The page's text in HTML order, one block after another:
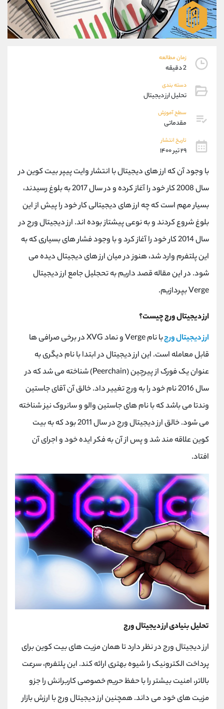
زمان مطالعه
2 دقیقه
دسته بندی
تحلیل ارز دیجیتال
سطح آموزش
مقدماتی
تاریخ انتشار
۲۹ تیر ۱۴۰۰
با وجود آن که ارز های دیجیتال با انتشار وایت پیپر بیت کوین در
سال 2008 کار خود را آغاز کرده و در سال 2017 به بلوغ رسیدند،
بسیار مهم است که چه ارز های دیجیتالی کار خود را پیش از این
بلوغ شروع کردند و به نوعی پیشتاز بوده اند. ارز دیجیتال ورج در
سال 2014 کار خود را آغاز کرد و با وجود فشار های بسیاری که به
این پلتفرم وارد شد، هنوز در میان ارز های دیجیتال دیده می
شود. در این مقاله قصد داریم به تحجلیل جامع ارز دیجیتال
Verge بپردازیم.
ارز دیجیتال ورج چیست؟
ارز دیجیتال ورج
با نام Verge و نماد XVG در برخی صرافی ها
قابل معامله است. این ارز دیجیتال در ابتدا با نام دیگری به
عنوان یک فورک از پیرچین (Peerchain) شناخته می شد که در
سال 2016 نام خود را به ورج تغییر داد. خالق آن آقای جاستین
وندتا می باشد که با نام های جاستین والو و سانروک نیز شناخته
می شود. خالق ارز دیجیتال ورج در سال 2011 بود که به بیت
کوین علاقه مند شد و پس از آن به فکر ایده خود و اجرای آن
افتاد.
تحلیل بنیادی ارز دیجیتال ورج
ارز دیجیتال ورج در نظر دارد تا همان مزیت های بیت کوین برای
پرداخت الکترونیک را شیوه بهتری ارائه کند. این پلتفرم، سرعت
بالاتر، امنیت بیشتر را با حفظ حریم خصوصی کاربرانش را جزو
مزیت های خود می داند. همچنین ارز دیجیتال ورج با ارزش بازار
09194198792
واتساپ شروع گفتگو
تلگرام @Armteam_admin_33
داخلی 118
پشتیبان فروش
واتساپ
داخلی
اطلاعات تماس (دفتر فروش)
021-22021030
تلفن 021-22021040
بدون پیش شماره 90001030
اینستاگرام @alireza.mehrabii
کانال بله @alirezamehrabi_official